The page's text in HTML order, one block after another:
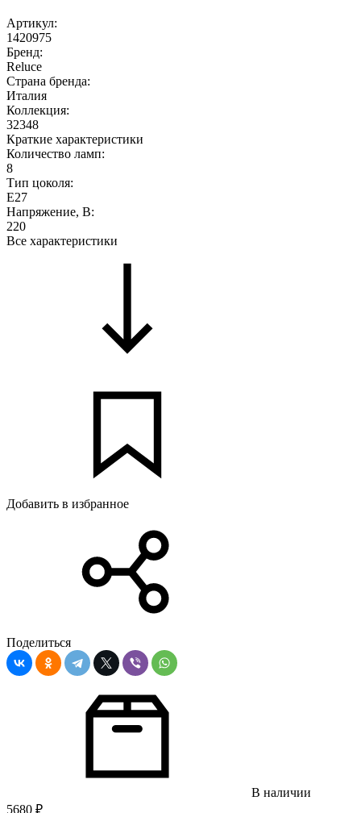
Артикул:
1420975
Бренд:
Reluce
Страна бренда:
Италия
Коллекция:
32348
Краткие характеристики
Количество ламп:
8
Тип цоколя:
E27
Напряжение, В:
220
Все характеристики
Добавить в избранное
Поделиться
В наличии
5680 ₽